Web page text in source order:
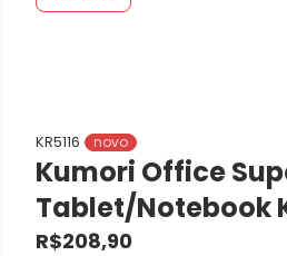
KR5116 novo
Kumori Office
Tablet/Notebook
R$208,90